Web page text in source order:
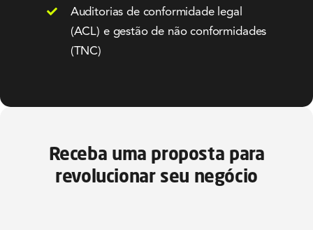
Auditorias de conformidade legal
(ACL) e gestão de não conformidades
(TNC)
Receba uma proposta para
revolucionar seu negócio